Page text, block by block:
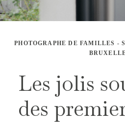
PHOTOGRAPHE DE FAMILLES -
Les jolis
des